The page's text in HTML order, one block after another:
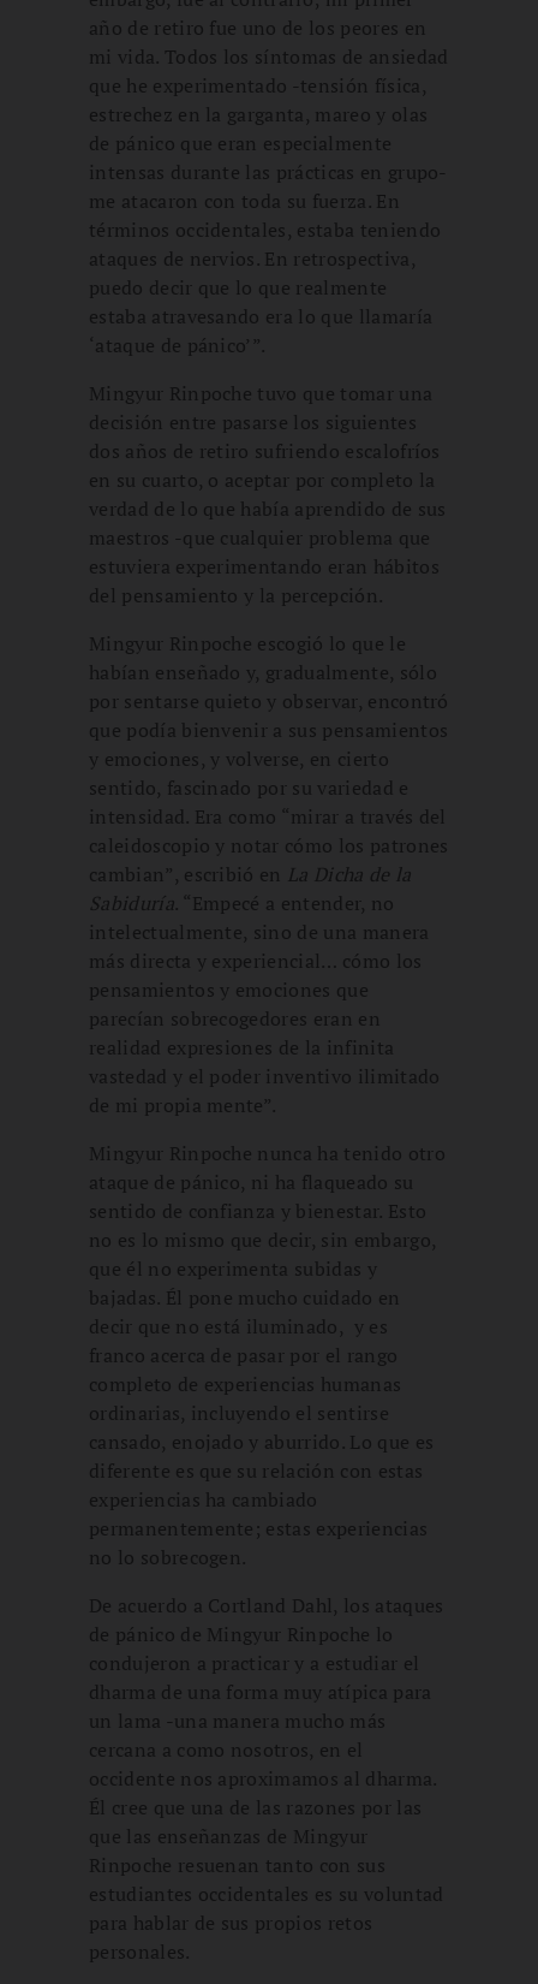
año de retiro fue uno de los peores en
mi vida. Todos los síntomas de ansiedad
que he experimentado -tensión física,
estrechez en la garganta, mareo y olas
de pánico que eran especialmente
intensas durante las prácticas en grupo-
me atacaron con toda su fuerza. En
términos occidentales, estaba teniendo
ataques de nervios. En retrospectiva,
puedo decir que lo que realmente
estaba atravesando era lo que llamaría
‘ataque de pánico’”.
Mingyur Rinpoche tuvo que tomar una
decisión entre pasarse los siguientes
dos años de retiro sufriendo escalofríos
en su cuarto, o aceptar por completo la
verdad de lo que había aprendido de sus
maestros -que cualquier problema que
estuviera experimentando eran hábitos
del pensamiento y la percepción.
Mingyur Rinpoche escogió lo que le
habían enseñado y, gradualmente, sólo
por sentarse quieto y observar, encontró
que podía bienvenir a sus pensamientos
y emociones, y volverse, en cierto
sentido, fascinado por su variedad e
intensidad. Era como “mirar a través del
caleidoscopio y notar cómo los patrones
cambian”, escribió en La Dicha de la
Sabiduría. “Empecé a entender, no
intelectualmente, sino de una manera
más directa y experiencial… cómo los
pensamientos y emociones que
parecían sobrecogedores eran en
realidad expresiones de la infinita
vastedad y el poder inventivo ilimitado
de mi propia mente”.
Mingyur Rinpoche nunca ha tenido otro
ataque de pánico, ni ha flaqueado su
sentido de confianza y bienestar. Esto
no es lo mismo que decir, sin embargo,
que él no experimenta subidas y
bajadas. Él pone mucho cuidado en
decir que no está iluminado, y es
franco acerca de pasar por el rango
completo de experiencias humanas
ordinarias, incluyendo el sentirse
cansado, enojado y aburrido. Lo que es
diferente es que su relación con estas
experiencias ha cambiado
permanentemente; estas experiencias
no lo sobrecogen.
De acuerdo a Cortland Dahl, los ataques
de pánico de Mingyur Rinpoche lo
condujeron a practicar y a estudiar el
dharma de una forma muy atípica para
un lama -una manera mucho más
cercana a como nosotros, en el
occidente nos aproximamos al dharma.
Él cree que una de las razones por las
que las enseñanzas de Mingyur
Rinpoche resuenan tanto con sus
estudiantes occidentales es su voluntad
para hablar de sus propios retos
personales.